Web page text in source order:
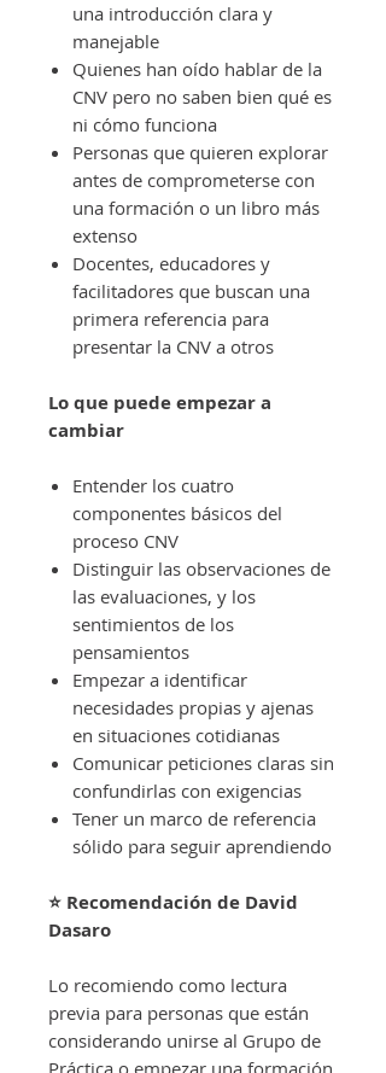
una introducción clara y
manejable
Quienes han oído hablar de la
CNV pero no saben bien qué es
ni cómo funciona
Personas que quieren explorar
antes de comprometerse con
una formación o un libro más
extenso
Docentes, educadores y
facilitadores que buscan una
primera referencia para
presentar la CNV a otros
Lo que puede empezar a
cambiar
Entender los cuatro
componentes básicos del
proceso CNV
Distinguir las observaciones de
las evaluaciones, y los
sentimientos de los
pensamientos
Empezar a identificar
necesidades propias y ajenas
en situaciones cotidianas
Comunicar peticiones claras sin
confundirlas con exigencias
Tener un marco de referencia
sólido para seguir aprendiendo
⭐ Recomendación de David
Dasaro
Lo recomiendo como lectura
previa para personas que están
considerando unirse al Grupo de